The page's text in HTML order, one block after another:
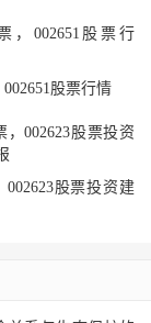
002651股票行情
002623股票投资建